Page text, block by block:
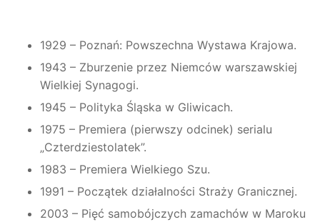
1929 – Poznań: Powszechna Wystawa Krajowa.
1943 – Zburzenie przez Niemców warszawskiej
Wielkiej Synagogi.
1945 – Polityka Śląska w Gliwicach.
1975 – Premiera (pierwszy odcinek) serialu
„Czterdziestolatek”.
1983 – Premiera Wielkiego Szu.
1991 – Początek działalności Straży Granicznej.
2003 – Pięć samobójczych zamachów w Maroku